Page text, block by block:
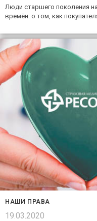
Люди старшего поколения
времён: о том, как
НАШИ ПРАВА
19.03.2020